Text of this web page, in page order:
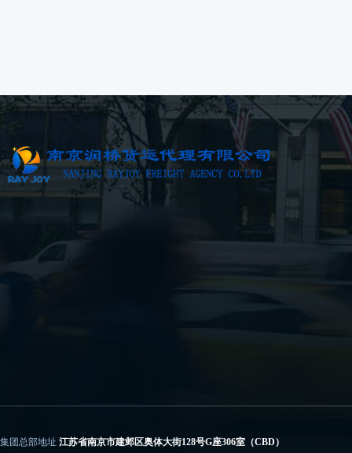
集团总部地址 江苏省南京市建邺区奥体大街128号G座306室（CBD）